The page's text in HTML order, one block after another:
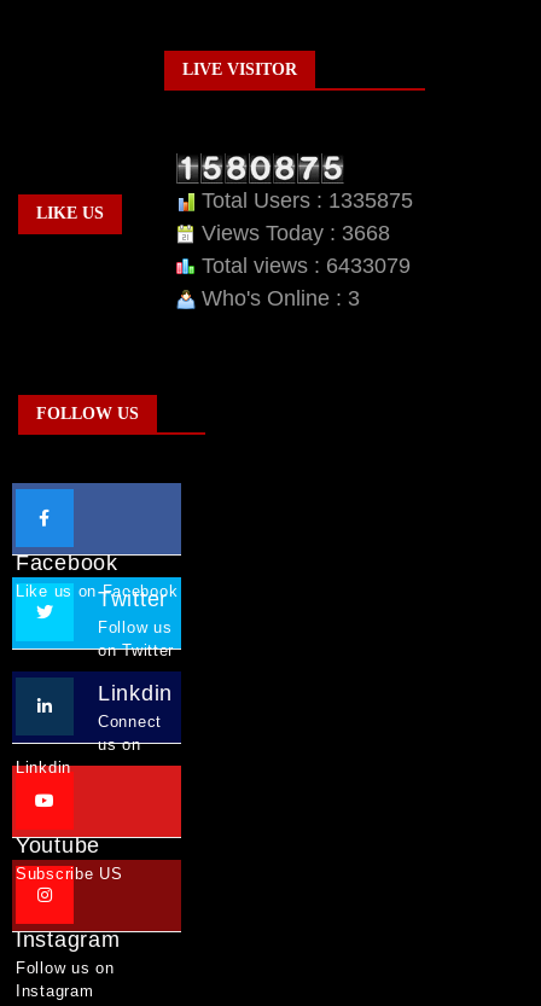
LIKE US
LIVE VISITOR
Total Users : 1335875
Views Today : 3668
Total views : 6433079
Who's Online : 3
FOLLOW US
Facebook
Like us on Facebook
Twitter
Follow us
on Twitter
Linkdin
Connect
us on
Linkdin
Youtube
Subscribe US
Instagram
Follow us on
Instagram